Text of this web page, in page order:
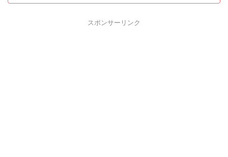
スポンサーリンク